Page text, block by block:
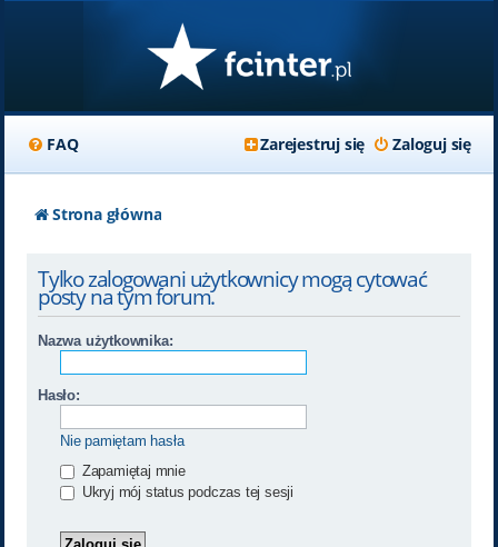
FAQ Zaloguj się
Zarejestruj się
Strona główna
Tylko zalogowani użytkownicy mogą cytować
posty na tym forum.
Nazwa użytkownika:
Hasło:
Nie pamiętam hasła
Zapamiętaj mnie
Ukryj mój status podczas tej sesji